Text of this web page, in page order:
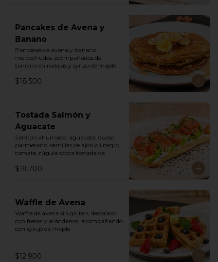
Pancakes de Avena y
Banano
Pancakes de avena y banano
melcochudos acompañados de
banano en rodajas y syrup de maple
$18.500
Tostada Salmón y
Aguacate
Salmón ahumado, aguacate, queso
parmesano, semillas de ajonjolí negro,
tomate, rúgula sobre tostada de
$19.700
Waffle de Avena
Waffle de avena sin glúten, decorado
con fresas y arándanos, acompañando
con syrup de maple.
$12.900